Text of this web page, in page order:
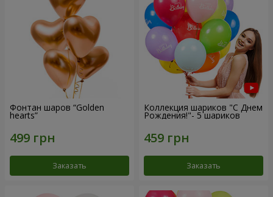
Фонтан шаров “Golden
hearts”
Заказать
Коллекция шариков "С Днем
Рождения!"- 5 шариков
Заказать